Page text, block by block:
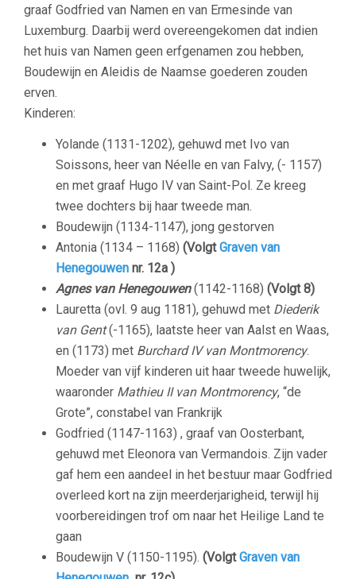
graaf Godfried van Namen en van Ermesinde van
Luxemburg. Daarbij werd overeengekomen dat indien
het huis van Namen geen erfgenamen zou hebben,
Boudewijn en Aleidis de Naamse goederen zouden
erven.
Kinderen:
Yolande (1131-1202), gehuwd met Ivo van
Soissons, heer van Néelle en van Falvy, (- 1157)
en met graaf Hugo IV van Saint-Pol. Ze kreeg
twee dochters bij haar tweede man.
Boudewijn (1134-1147), jong gestorven
Antonia (1134 – 1168) (VolgtGraven van
Henegouwen nr. 12a )
Agnes van Henegouwen(1142-1168) (Volgt 8)
Lauretta (ovl. 9 aug 1181), gehuwd met Diederik
van Gent(-1165), laatste heer van Aalst en Waas,
en (1173) met Burchard IV van Montmorency.
Moeder van vijf kinderen uit haar tweede huwelijk,
waaronder Mathieu II van Montmorency, “de
Grote”, constabel van Frankrijk
Godfried (1147-1163) , graaf van Oosterbant,
gehuwd met Eleonora van Vermandois. Zijn vader
gaf hem een aandeel in het bestuur maar Godfried
overleed kort na zijn meerderjarigheid, terwijl hij
voorbereidingen trof om naar het Heilige Land te
gaan
Boudewijn V (1150-1195). (VolgtGraven van